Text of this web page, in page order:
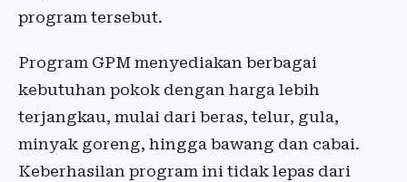
program tersebut.
Program GPM menyediakan berbagai
kebutuhan pokok dengan harga lebih
terjangkau, mulai dari beras, telur, gula,
minyak goreng, hingga bawang dan cabai.
Keberhasilan program ini tidak lepas dari